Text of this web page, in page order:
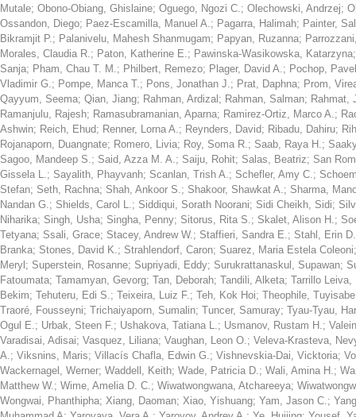
Mutale; Obono-Obiang, Ghislaine; Oguego, Ngozi C.; Olechowski, Andrzej;
Ossandon, Diego; Paez-Escamilla, Manuel A.; Pagarra, Halimah; Painter,
Bikramjit P.; Palanivelu, Mahesh Shanmugam; Papyan, Ruzanna;
Morales, Claudia R.; Paton, Katherine E.; Pawinska-Wasikowska, Katarzyna
Sanja; Pham, Chau T. M.; Philbert, Remezo; Plager, David A.; Pochop, Pavel
Vladimir G.; Pompe, Manca T.; Pons, Jonathan J.; Prat, Daphna; Prom,
Qayyum, Seema; Qian, Jiang; Rahman, Ardizal ; Rahman, Salman; Rahmat,
Ramanjulu, Rajesh; Ramasubramanian, Aparna; Ramirez-Ortiz, Marco A.;
Ashwin; Reich, Ehud; Renner, Lorna A.; Reynders, David; Ribadu, Dahiru;
Rojanaporn, Duangnate; Romero, Livia; Roy, Soma R.; Saab, Raya H.;
Sagoo, Mandeep S.; Said, Azza M. A.; Saiju, Rohit; Salas, Beatriz; San
Gissela L.; Sayalith, Phayvanh; Scanlan, Trish A.; Schefler, Amy C.;
Stefan; Seth, Rachna; Shah, Ankoor S.; Shakoor, Shawkat A.; Sharma,
Nandan G.; Shields, Carol L.; Siddiqui, Sorath Noorani; Sidi Cheikh, Sidi;
Niharika; Singh, Usha; Singha, Penny; Sitorus, Rita S.; Skalet, Alison H.;
Tetyana; Ssali, Grace; Stacey, Andrew W.; Staffieri, Sandra E.; Stahl, Erin D.
Branka; Stones, David K.; Strahlendorf, Caron; Suarez, Maria Estela Coleoni
Meryl ; Superstein, Rosanne; Supriyadi, Eddy; Surukrattanaskul, Supawan;
Fatoumata; Tamamyan, Gevorg; Tan, Deborah; Tandili, Alketa; Tarrillo Leiva,
Bekim; Tehuteru, Edi S.; Teixeira, Luiz F.; Teh, Kok Hoi; Theophile, Tuyisabe
Traoré, Fousseyni; Trichaiyaporn, Sumalin; Tuncer, Samuray; Tyau-Tyau,
Ogul E.; Urbak, Steen F.; Ushakova, Tatiana L.; Usmanov, Rustam H.;
Varadisai, Adisai; Vasquez, Liliana; Vaughan, Leon O.; Veleva-Krasteva,
A.; Viksnins, Maris; Villacís Chafla, Edwin G.; Vishnevskia-Dai, Vicktoria;
Wackernagel, Werner; Waddell, Keith; Wade, Patricia D.; Wali, Amina H.;
Matthew W.; Wime, Amelia D. C.; Wiwatwongwana, Atchareeya;
Wongwai, Phanthipha; Xiang, Daoman; Xiao, Yishuang; Yam, Jason C.;